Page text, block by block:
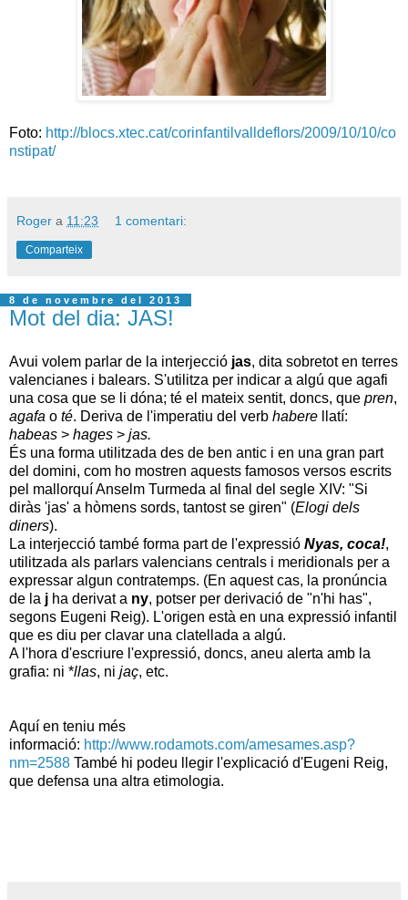
Foto: http://blocs.xtec.cat/corinfantilvalldeflors/2009/10/10/co
nstipat/
Roger a 11:23 1 comentari:
Comparteix
8 de novembre del 2013
Mot del dia: JAS!
Avui volem parlar de la interjecció jas, dita sobretot en terres
valencianes i balears. S'utilitza per indicar a algú que agafi
una cosa que se li dóna; té el mateix sentit, doncs, que pren,
agafa o té. Deriva de l'imperatiu del verb habere
llatí:
habeas > hages > jas.
És una forma utilitzada des de ben antic i en una gran part
del domini, com ho mostren aquests famosos versos escrits
pel mallorquí Anselm Turmeda al final del segle XIV: "Si
diràs 'jas' a hòmens sords, tantost se giren" (Elogi dels
diners).
La interjecció també forma part de l'expressió Nyas, coca!,
utilitzada als parlars valencians centrals i meridionals per a
expressar algun contratemps. (En aquest cas, la pronúncia
de la j ha derivat a ny, potser per derivació de "n'hi has",
segons Eugeni Reig). L'origen està en una expressió infantil
que es diu per clavar una clatellada a algú.
A l'hora d'escriure l'expressió, doncs, aneu alerta amb la
grafia: ni *llas, ni jaç, etc.
Aquí en teniu més
informació: http://www.rodamots.com/amesames.asp?
nm=2588 També hi podeu llegir l'explicació d'Eugeni Reig,
que defensa una altra etimologia.